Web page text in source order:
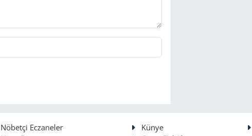
Nöbetçi Eczaneler
Künye